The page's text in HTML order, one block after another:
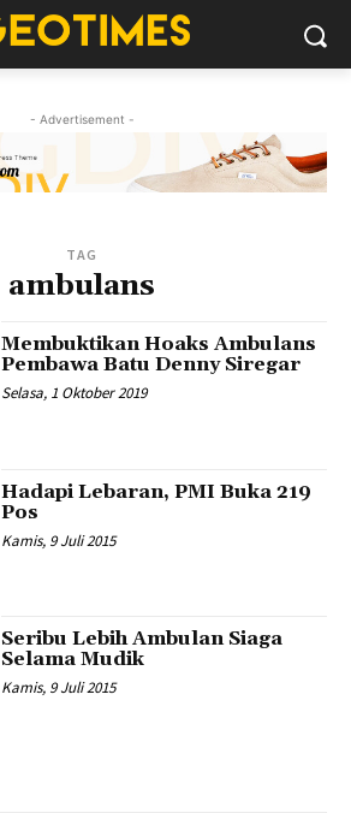
- Advertisement -
TAG
ambulans
Membuktikan Hoaks Ambulans
Pembawa Batu Denny Siregar
Selasa, 1 Oktober 2019
Hadapi Lebaran, PMI Buka 219
Pos
Kamis, 9 Juli 2015
Seribu Lebih Ambulan Siaga
Selama Mudik
Kamis, 9 Juli 2015